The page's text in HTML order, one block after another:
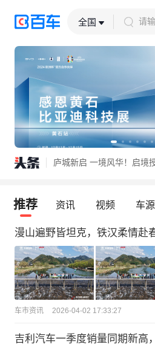
全国 请
推荐 资讯 视频 车源
漫山遍野皆坦克，铁汉柔情赴
车市资讯 2026-04-02 17:33:27
吉利汽车一季度销量同期新高